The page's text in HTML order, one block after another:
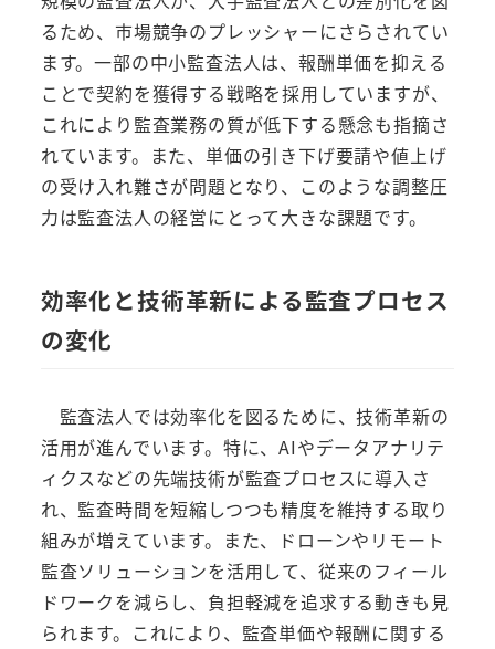
るため、市場競争のプレッシャーにさらされてい
ます。一部の中小監査法人は、報酬単価を抑える
ことで契約を獲得する戦略を採用していますが、
これにより監査業務の質が低下する懸念も指摘さ
れています。また、単価の引き下げ要請や値上げ
の受け入れ難さが問題となり、このような調整圧
力は監査法人の経営にとって大きな課題です。
効率化と技術革新による監査プロセス
の変化
監査法人では効率化を図るために、技術革新の
活用が進んでいます。特に、AIやデータアナリテ
ィクスなどの先端技術が監査プロセスに導入さ
れ、監査時間を短縮しつつも精度を維持する取り
組みが増えています。また、ドローンやリモート
監査ソリューションを活用して、従来のフィール
ドワークを減らし、負担軽減を追求する動きも見
られます。これにより、監査単価や報酬に関する